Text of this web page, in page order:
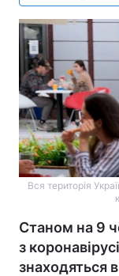
Вся територія
Станом на 9
з
знаходяться